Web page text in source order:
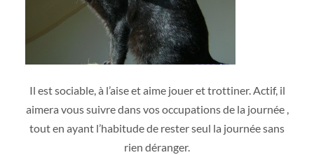
Il est sociable, à l’aise et aime jouer et trottiner. Actif, il
aimera vous suivre dans vos occupations de la journée ,
tout en ayant l’habitude de rester seul la journée sans
rien déranger.